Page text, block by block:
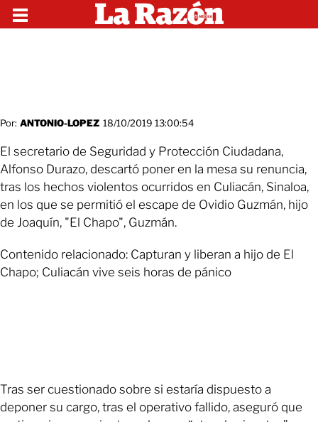
Por: ANTONIO-LOPEZ 18/10/2019 13:00:54
El secretario de Seguridad y Protección Ciudadana,
Alfonso Durazo, descartó poner en la mesa su renuncia,
tras los hechos violentos ocurridos en Culiacán, Sinaloa,
en los que se permitió el escape de Ovidio Guzmán, hijo
de Joaquín, "El Chapo", Guzmán.
Contenido relacionado: Capturan y liberan a hijo de El
Chapo; Culiacán vive seis horas de pánico
Tras ser cuestionado sobre si estaría dispuesto a
deponer su cargo, tras el operativo fallido, aseguró que